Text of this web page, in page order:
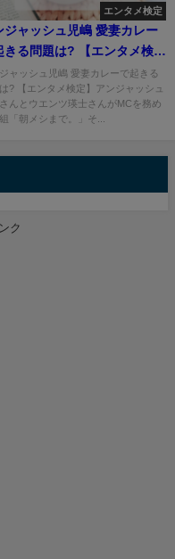
エンタメ検定
ジャッシュ児嶋 愛妻カレー
きる問題は? 【エンタメ検
ャッシュ児嶋 愛妻カレーで起きる
? 【エンタメ検定】アンジャッシュ
んとウエンツ瑛士さんがMCを務め
「朝メシまで。」そ...
ク